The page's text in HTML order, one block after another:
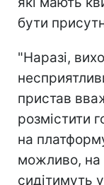
бути
"Наразі,
пристав
розмістити
на
можливо, на
сидітимуть